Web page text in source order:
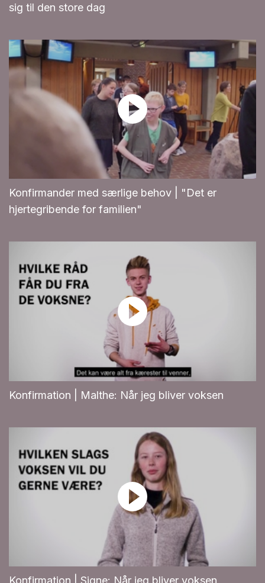
sig til den store dag
Konfirmander med særlige behov | "Det er
hjertegribende for familien"
Konfirmation | Malthe: Når jeg bliver voksen
Konfirmation | Signe: Når jeg bliver voksen